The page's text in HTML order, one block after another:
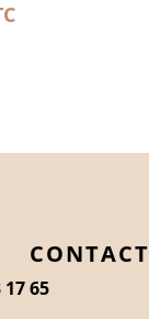
CONTACT
17 65